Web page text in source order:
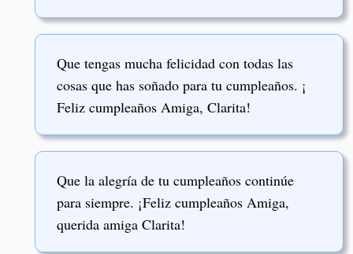
Que tengas mucha felicidad con todas las
cosas que has soñado para tu cumpleaños. ¡
Feliz cumpleaños Amiga, Clarita!
Que la alegría de tu cumpleaños continúe
para siempre. ¡Feliz cumpleaños Amiga,
querida amiga Clarita!